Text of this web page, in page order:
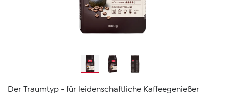
Der Traumtyp - für leidenschaftliche Kaffeegenießer